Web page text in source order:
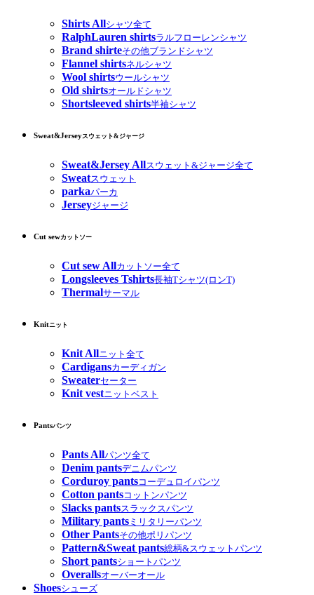
Shirts Allシャツ全て
RalphLauren shirtsラルフローレンシャツ
Brand shirteその他ブランドシャツ
Flannel shirtsネルシャツ
Wool shirtsウールシャツ
Old shirtsオールドシャツ
Shortsleeved shirts半袖シャツ
Sweat&Jerseyスウェット&ジャージ
Sweat&Jersey Allスウェット&ジャージ全て
Sweatスウェット
parkaパーカ
Jerseyジャージ
Cut sewカットソー
Cut sew Allカットソー全て
Longsleeves Tshirts長袖Tシャツ(ロンT)
Thermalサーマル
Knitニット
Knit Allニット全て
Cardigansカーディガン
Sweaterセーター
Knit vestニットベスト
Pantsパンツ
Pants Allパンツ全て
Denim pantsデニムパンツ
Corduroy pantsコーデュロイパンツ
Cotton pantsコットンパンツ
Slacks pantsスラックスパンツ
Military pants ミリタリーパンツ
Other Pantsその他ポリパンツ
Pattern&Sweat pants総柄&スウェットパンツ
Short pantsショートパンツ
Overallsオーバーオール
Shoesシューズ